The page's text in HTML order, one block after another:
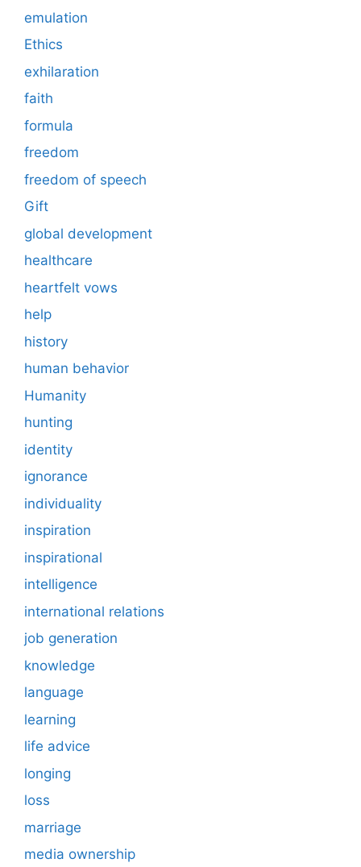
emulation
Ethics
exhilaration
faith
formula
freedom
freedom of speech
Gift
global development
healthcare
heartfelt vows
help
history
human behavior
Humanity
hunting
identity
ignorance
individuality
inspiration
inspirational
intelligence
international relations
job generation
knowledge
language
learning
life advice
longing
loss
marriage
media ownership